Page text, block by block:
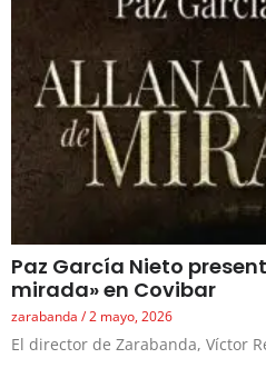
Paz García Nieto
mirada» en Covibar
zarabanda 2 mayo, 2026
El director de Zarabanda, Víctor